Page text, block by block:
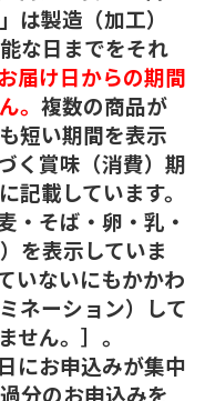
は製造（加工）
な日までをそれ
届け日からの期間
。 複数の商品が
短い期間を表示
く賞味（消費）期
記載しています。
・そば・卵・乳・
を表示していま
いないにもかかわ
ネーション）して
せん。］。
にお申込みが集中
分のお申込みを